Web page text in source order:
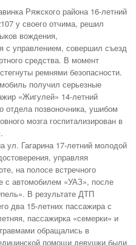
Ряжского района 16-летний
у своего отчима, решил
вождения,
с управлением, совершил съезд
средства. В момент
ремнями безопасности.
получил серьезные
«Жигулей» 14-летний
отдела позвоночника, ушибом
мозга госпитализирован в
ул. Гагарина 17-летний молодой
управляя
на полосе встречного
с автомобилем «УАЗ», после
В результате ДТП
два 15-летних пассажира с
пассажирка «семерки» и
обращались в
помощи девушки были